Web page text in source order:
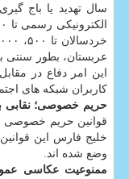
عربستان، بطور سنتی
این امر دفاع در
کاربران شبکه های
حریم خصوصی؛ نقابی
قوانین حریم خصوصی
خلیج فارس این
وضع شده اند.
ممنوعیت عکاسی